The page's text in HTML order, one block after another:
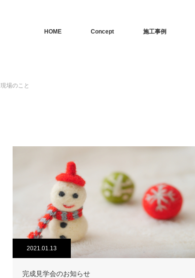
HOME Concept 施工事例
現場のこと
2021.01.13
完成見学会のお知らせ